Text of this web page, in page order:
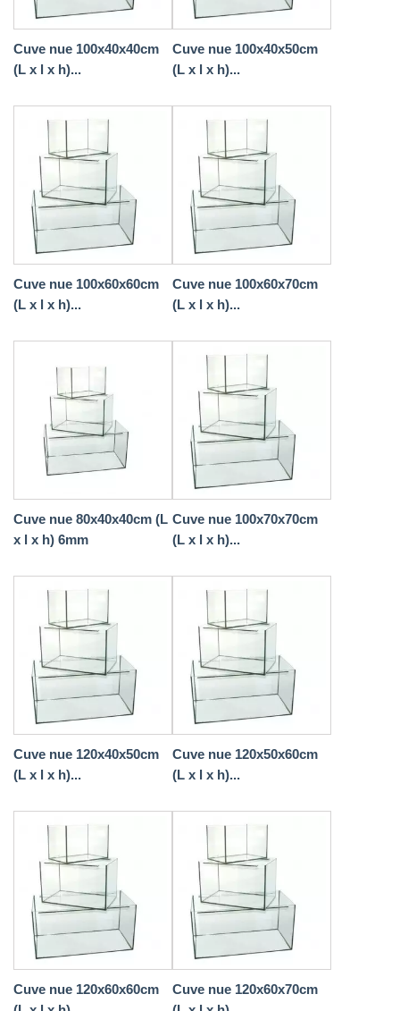
Cuve nue 100x40x40cm
(L x l x h)...
Cuve nue 100x40x50cm
(L x l x h)...
Cuve nue 100x60x60cm
(L x l x h)...
Cuve nue 100x60x70cm
(L x l x h)...
Cuve nue 80x40x40cm (L
x l x h) 6mm
Cuve nue 100x70x70cm
(L x l x h)...
Cuve nue 120x40x50cm
(L x l x h)...
Cuve nue 120x50x60cm
(L x l x h)...
Cuve nue 120x60x60cm
Cuve nue 120x60x70cm